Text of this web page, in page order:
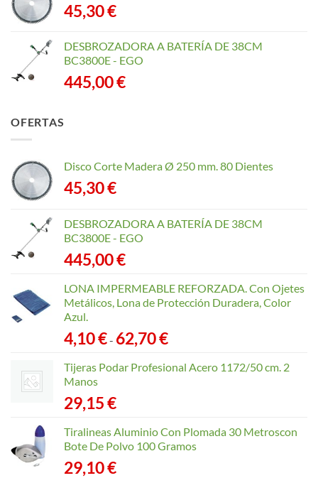
45,30€
DESBROZADORA A BATERÍA DE 38CM
BC3800E - EGO
445,00€
OFERTAS
Disco Corte Madera Ø 250 mm. 80 Dientes
45,30€
DESBROZADORA A BATERÍA DE 38CM
BC3800E - EGO
445,00€
LONA IMPERMEABLE REFORZADA. Con Ojetes
Metálicos, Lona de Protección Duradera, Color
Azul.
4,10€- 62,70€Rango
precios:
Tijeras Podar Profesional Acero 1172/50 cm. 2
Manos
29,15€
Tiralineas Aluminio Con Plomada 30 Metroscon
Bote De Polvo 100 Gramos
29,10€